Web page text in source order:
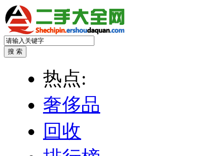
热点:
奢侈品
回收